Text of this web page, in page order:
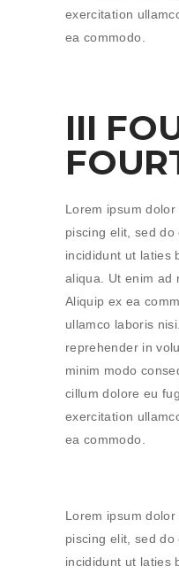
exercitation
ea commodo.
III
Lorem ipsum
piscing elit, sed
incididunt ut laties
aliqua. Ut enim ad
Aliquip ex ea
ullamco laboris
reprehender in
minim modo
cillum dolore eu
exercitation
ea commodo.
Lorem ipsum
piscing elit, sed
incididunt ut laties